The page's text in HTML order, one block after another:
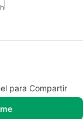
para Compartir